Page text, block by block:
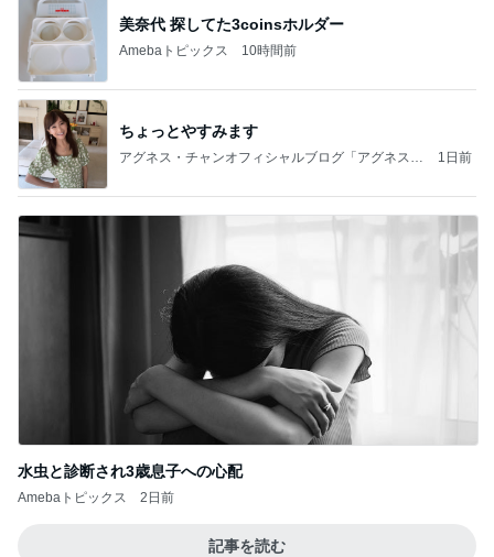
美奈代 探してた3coinsホルダー
Amebaトピックス 10時間前
ちょっとやすみます
アグネス・チャンオフィシャルブログ「アグネスち
1日前
水虫と診断され3歳息子への心配
Amebaトピックス 2日前
記事を読む